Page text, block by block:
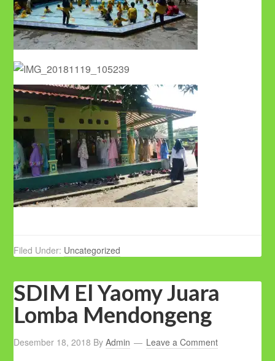
Filed Under: Uncategorized
SDIM El Yaomy Juara
Lomba Mendongeng
Desember 18, 2018 ByAdmin Leave a Comment